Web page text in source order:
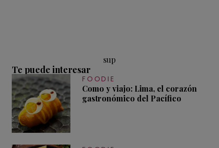
sup
Te puede interesar
FOODIE
Como y viajo: Lima, el corazón
gastronómico del Pacífico